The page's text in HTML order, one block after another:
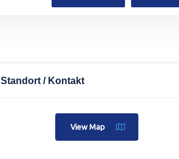
Standort / Kontakt
View Map